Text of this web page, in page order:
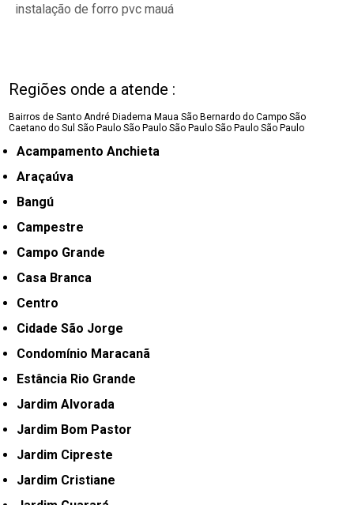
instalação de forro pvc mauá
Regiões onde a atende :
Bairros de Santo André Diadema Maua São Bernardo do Campo São
Caetano do SulSão Paulo São Paulo São Paulo São Paulo São Paulo
Acampamento Anchieta
Araçaúva
Bangú
Campestre
Campo Grande
Casa Branca
Centro
Cidade São Jorge
Condomínio Maracanã
Estância Rio Grande
Jardim Alvorada
Jardim Bom Pastor
Jardim Cipreste
Jardim Cristiane